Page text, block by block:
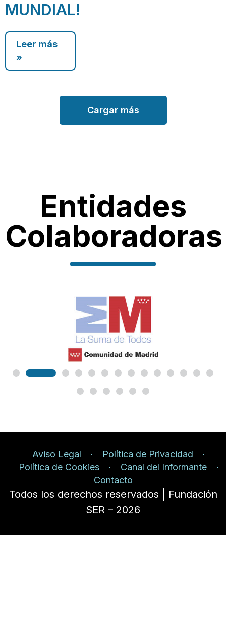
MUNDIAL!
Leer más
»
Cargar más
Entidades
Colaboradoras
Aviso Legal
Política de Privacidad
Política de Cookies
Canal del Informante
Contacto
Todos los derechos reservados | Fundación
SER – 2026